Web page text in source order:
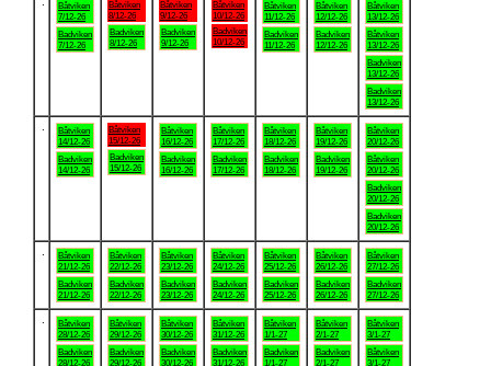
Båtviken
7/12-26
Badviken
7/12-26
Båtviken
8/12-26
Badviken
8/12-26
Båtviken
9/12-26
Badviken
9/12-26
Båtviken
10/12-26
Badviken
10/12-26
Båtviken
11/12-26
Badviken
11/12-26
Båtviken
12/12-26
Badviken
12/12-26
Båtviken
13/12-26
Båtviken
13/12-26
Badviken
13/12-26
Badviken
13/12-26
Båtviken
14/12-26
Badviken
14/12-26
Båtviken
15/12-26
Badviken
15/12-26
Båtviken
16/12-26
Badviken
16/12-26
Båtviken
17/12-26
Badviken
17/12-26
Båtviken
18/12-26
Badviken
18/12-26
Båtviken
19/12-26
Badviken
19/12-26
Båtviken
20/12-26
Båtviken
20/12-26
Badviken
20/12-26
Badviken
20/12-26
Båtviken
21/12-26
Badviken
21/12-26
Båtviken
22/12-26
Badviken
22/12-26
Båtviken
23/12-26
Badviken
23/12-26
Båtviken
24/12-26
Badviken
24/12-26
Båtviken
25/12-26
Badviken
25/12-26
Båtviken
26/12-26
Badviken
26/12-26
Båtviken
27/12-26
Badviken
27/12-26
Båtviken
28/12-26
Badviken
28/12-26
Båtviken
29/12-26
Badviken
29/12-26
Båtviken
30/12-26
Badviken
30/12-26
Båtviken
31/12-26
Badviken
31/12-26
Båtviken
1/1-27
Badviken
1/1-27
Båtviken
2/1-27
Badviken
2/1-27
Båtviken
3/1-27
Båtviken
3/1-27